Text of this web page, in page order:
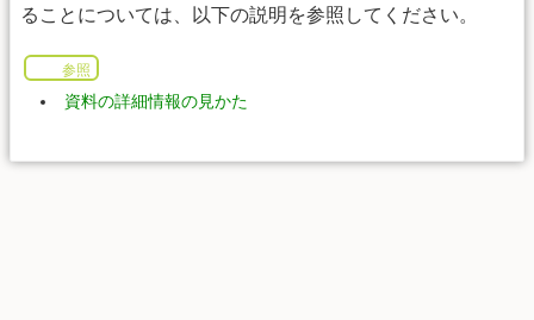
ることについては、以下の説明を参照してください。
参照
資料の詳細情報の見かた